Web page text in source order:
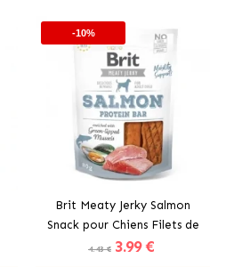
-10%
Brit Meaty Jerky Salmon
Snack pour Chiens Filets de
Saumon
4.43 € 3.99 €